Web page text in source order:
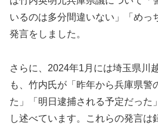
いるのは多分間違いない」「めっ
発言をしました。
さらに、2024年1月には埼玉県川
も、竹内氏が「昨年から兵庫県警
た」「明日逮捕される予定だった
し述べています。これらの発言は